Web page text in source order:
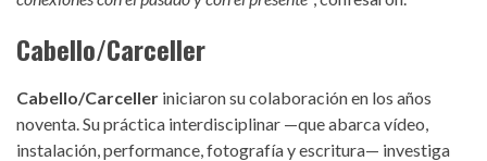
Cabello/Carceller
Cabello/Carceller iniciaron su colaboración en los años
noventa. Su práctica interdisciplinar —que abarca vídeo,
instalación, performance, fotografía y escritura— investiga